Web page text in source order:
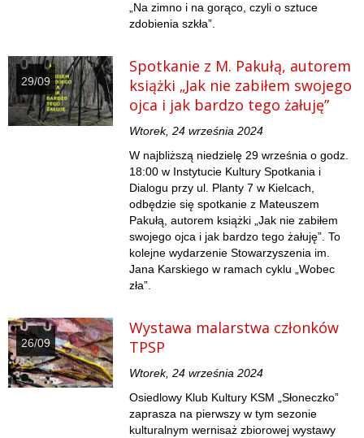
„Na zimno i na gorąco, czyli o sztuce
zdobienia szkła”.
29/09
Spotkanie z M. Pakułą, autorem
książki „Jak nie zabiłem swojego
ojca i jak bardzo tego żałuję”
Wtorek, 24 września 2024
W najbliższą niedzielę 29 września o godz.
18:00 w Instytucie Kultury Spotkania i
Dialogu przy ul. Planty 7 w Kielcach,
odbędzie się spotkanie z Mateuszem
Pakułą, autorem książki „Jak nie zabiłem
swojego ojca i jak bardzo tego żałuję”. To
kolejne wydarzenie Stowarzyszenia im.
Jana Karskiego w ramach cyklu „Wobec
zła”.
26/09
Wystawa malarstwa członków
TPSP
Wtorek, 24 września 2024
Osiedlowy Klub Kultury KSM „Słoneczko”
zaprasza na pierwszy w tym sezonie
kulturalnym wernisaż zbiorowej wystawy